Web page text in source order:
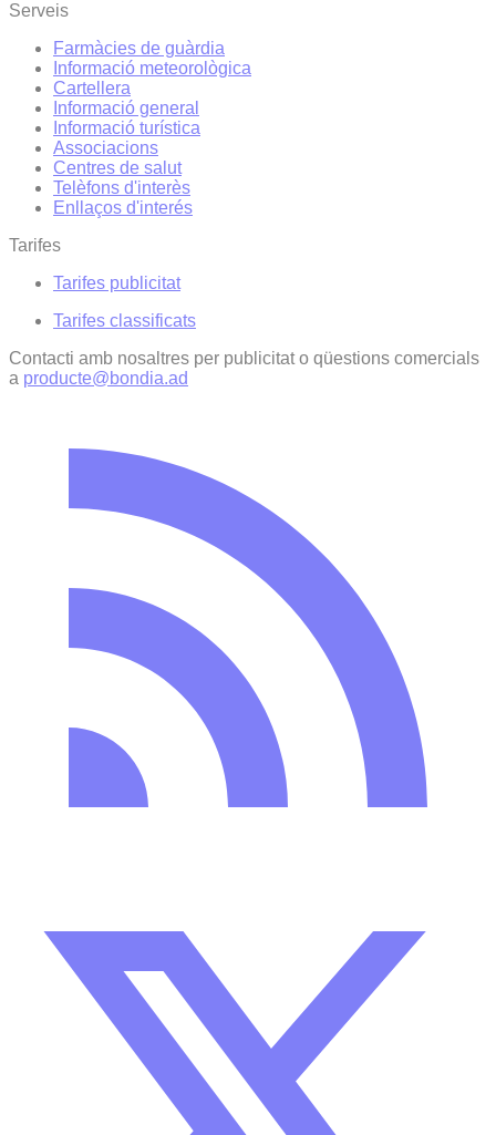
Serveis
Farmàcies de guàrdia
Informació meteorològica
Cartellera
Informació general
Informació turística
Associacions
Centres de salut
Telèfons d'interès
Enllaços d'interés
Tarifes
Tarifes publicitat
Tarifes classificats
Contacti amb nosaltres per publicitat o qüestions comercials
a producte@bondia.ad